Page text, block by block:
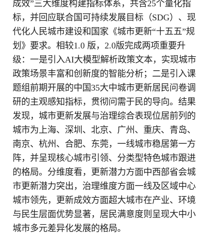
成效”三大维度构建指标体系，共含25个量化指
标，并回应联合国可持续发展目标（SDG）、现
代化人民城市建设和国家《城市更新“十五五”规
划》要求。相较1.0 版，2.0版完成两项重要升
级：一是引入AI大模型解析政策文本，实现城市
政策场景丰富和创新度的智能分析；二是引入课
题组前期开展的中国35大中城市更新居民问卷调
研的主观感知指标，贯彻问需于民的导向。结果
发现，城市更新发展与治理综合表现位居前列的
城市为上海、深圳、北京、广州、重庆、青岛、
南京、杭州、合肥、东莞，一线城市稳居第一方
阵，并呈现核心城市引领、分类型特色城市跟进
的格局。分维度看，更新潜力方面中西部省会城
市更新潜力突出，治理维度方面一线及区域中心
城市领先，更新成效方面超大城市在产业、环境
与民生层面优势显著，居民满意度则呈现大中小
城市多元差异化发展的格局。